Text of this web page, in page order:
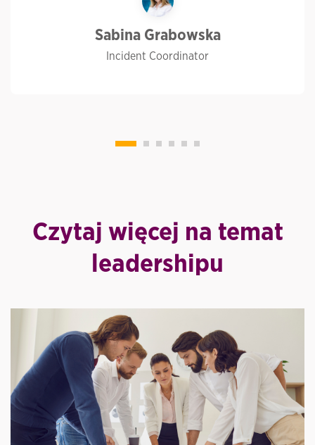
Sabina Grabowska
Incident Coordinator
Czytaj więcej na temat
leadershipu